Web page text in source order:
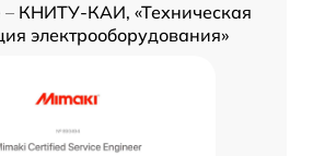
КНИТУ-КАИ, «Техническая
электрооборудования»